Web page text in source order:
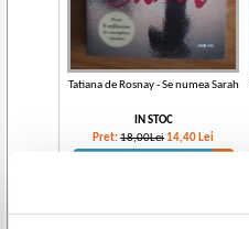
Tatiana de Rosnay - Se numea Sarah
IN STOC
Pret:18,00Lei 14,40 Lei